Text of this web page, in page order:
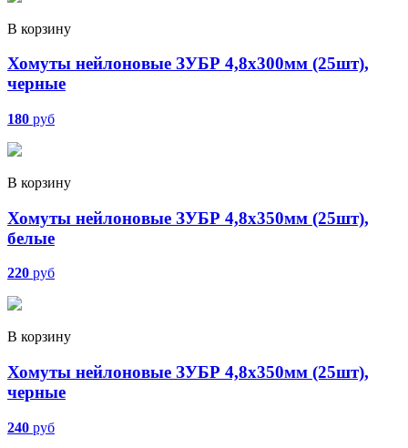
В корзину
Хомуты нейлоновые ЗУБР 4,8х300мм (25шт),
черные
180 руб
В корзину
Хомуты нейлоновые ЗУБР 4,8х350мм (25шт),
белые
220 руб
В корзину
Хомуты нейлоновые ЗУБР 4,8х350мм (25шт),
черные
240 руб